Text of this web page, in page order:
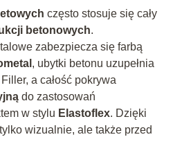
często stosuje się cały
betonowych.
zabezpiecza się farbą
, ubytki betonu uzupełnia
a całość pokrywa
do zastosowań
w stylu Elastoflex. Dzięki
wizualnie, ale także przed